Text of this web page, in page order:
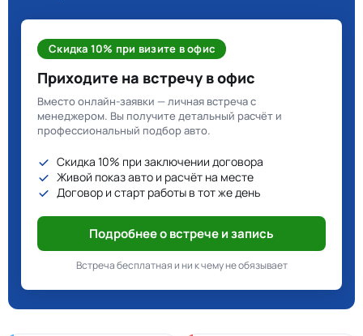
Скидка 10% при визите в офис
Приходите на встречу в офис
Вместо онлайн-заявки — личная встреча с
менеджером. Вы получите детальный расчёт и
профессиональный подбор авто.
Скидка 10% при заключении договора
Живой показ авто и расчёт на месте
Договор и старт работы в тот же день
Подробнее о встрече и запись
Встреча бесплатная и ни к чему не обязывает